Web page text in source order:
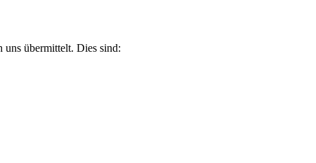
uns übermittelt. Dies sind: